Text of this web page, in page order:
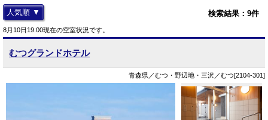
検索結果： 9件
人気順 ▼
8月10日19:00現在の空室状況です。
むつグランドホテル
青森県／むつ・野辺地・三沢／むつ[2104-301]